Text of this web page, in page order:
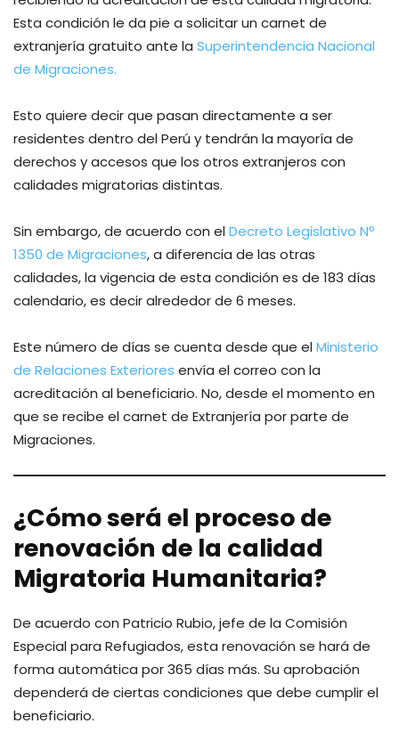
Esta condición le da pie a solicitar un carnet de
extranjería gratuito ante la Superintendencia Nacional
de Migraciones.
Esto quiere decir que pasan directamente a ser
residentes dentro del Perú y tendrán la mayoría de
derechos y accesos que los otros extranjeros con
calidades migratorias distintas.
Sin embargo, de acuerdo con elDecreto Legislativo Nº
1350 de Migraciones, a diferencia de las otras
calidades, la vigencia de esta condición es de 183 días
calendario, es decir alrededor de 6 meses.
Este número de días se cuenta desde que elMinisterio
de Relaciones Exteriores envía el correo con la
acreditación al beneficiario. No, desde el momento en
que se recibe el carnet de Extranjería por parte de
Migraciones.
¿Cómo será el proceso de
renovación de la calidad
Migratoria Humanitaria?
De acuerdo con Patricio Rubio, jefe de la Comisión
Especial para Refugiados, esta renovación se hará de
forma automática por 365 días más. Su aprobación
dependerá de ciertas condiciones que debe cumplir el
beneficiario.